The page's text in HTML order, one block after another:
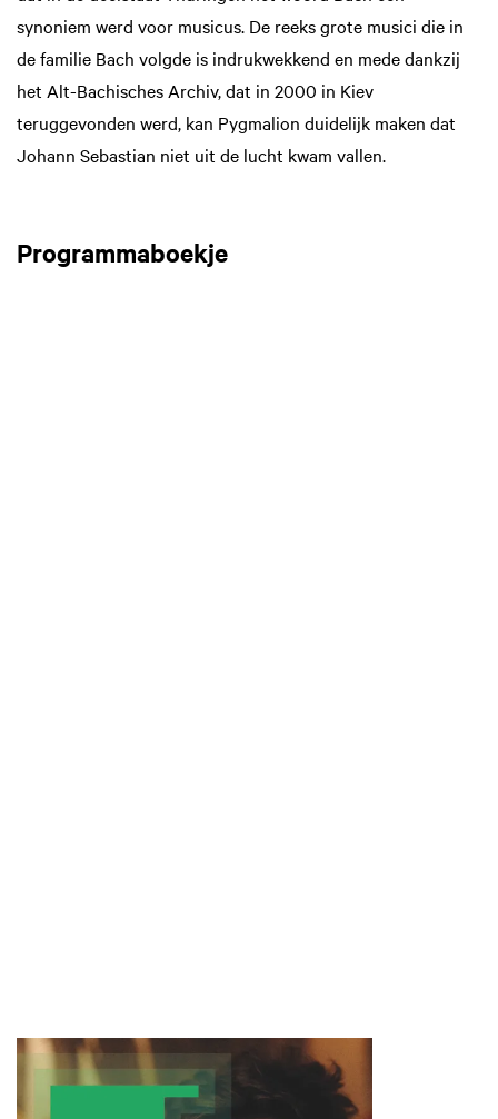
synoniem werd voor musicus. De reeks grote musici die in
de familie Bach volgde is indrukwekkend en mede dankzij
het Alt-Bachisches Archiv, dat in 2000 in Kiev
teruggevonden werd, kan Pygmalion duidelijk maken dat
Johann Sebastian niet uit de lucht kwam vallen.
Programmaboekje